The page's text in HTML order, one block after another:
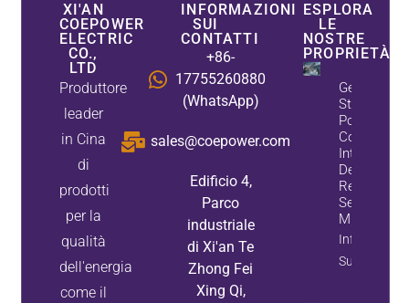
XI'AN
COEPOWER
ELECTRIC
CO.,
LTD
Produttore
leader
in Cina
di
prodotti
per la
qualità
dell'energia
come il
INFORMAZIONI
SUI
CONTATTI
+86-
17755260880
(WhatsApp)
sales@coepower.com
Edificio 4,
Parco
industriale
di Xi'an Te
Zhong Fei
Xing Qi,
ESPLORA
LE
NOSTRE
PROPRIETÀ
Generatore
Statico
Potenza:
Intelligente
Della
Reattiva
Settore
Minerario
Sulla